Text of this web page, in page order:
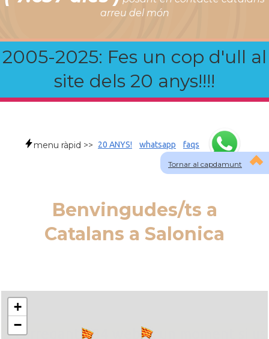
arreu del món
2005-2025: Fes un cop d'ull al
site dels 20 anys!!!!
Tornar al capdamunt
menu ràpid >> 20 ANYS! whatsapp faqs
Benvingudes/ts a
Catalans a Salonica
... carregant 484 webs... un moment si us
+
−